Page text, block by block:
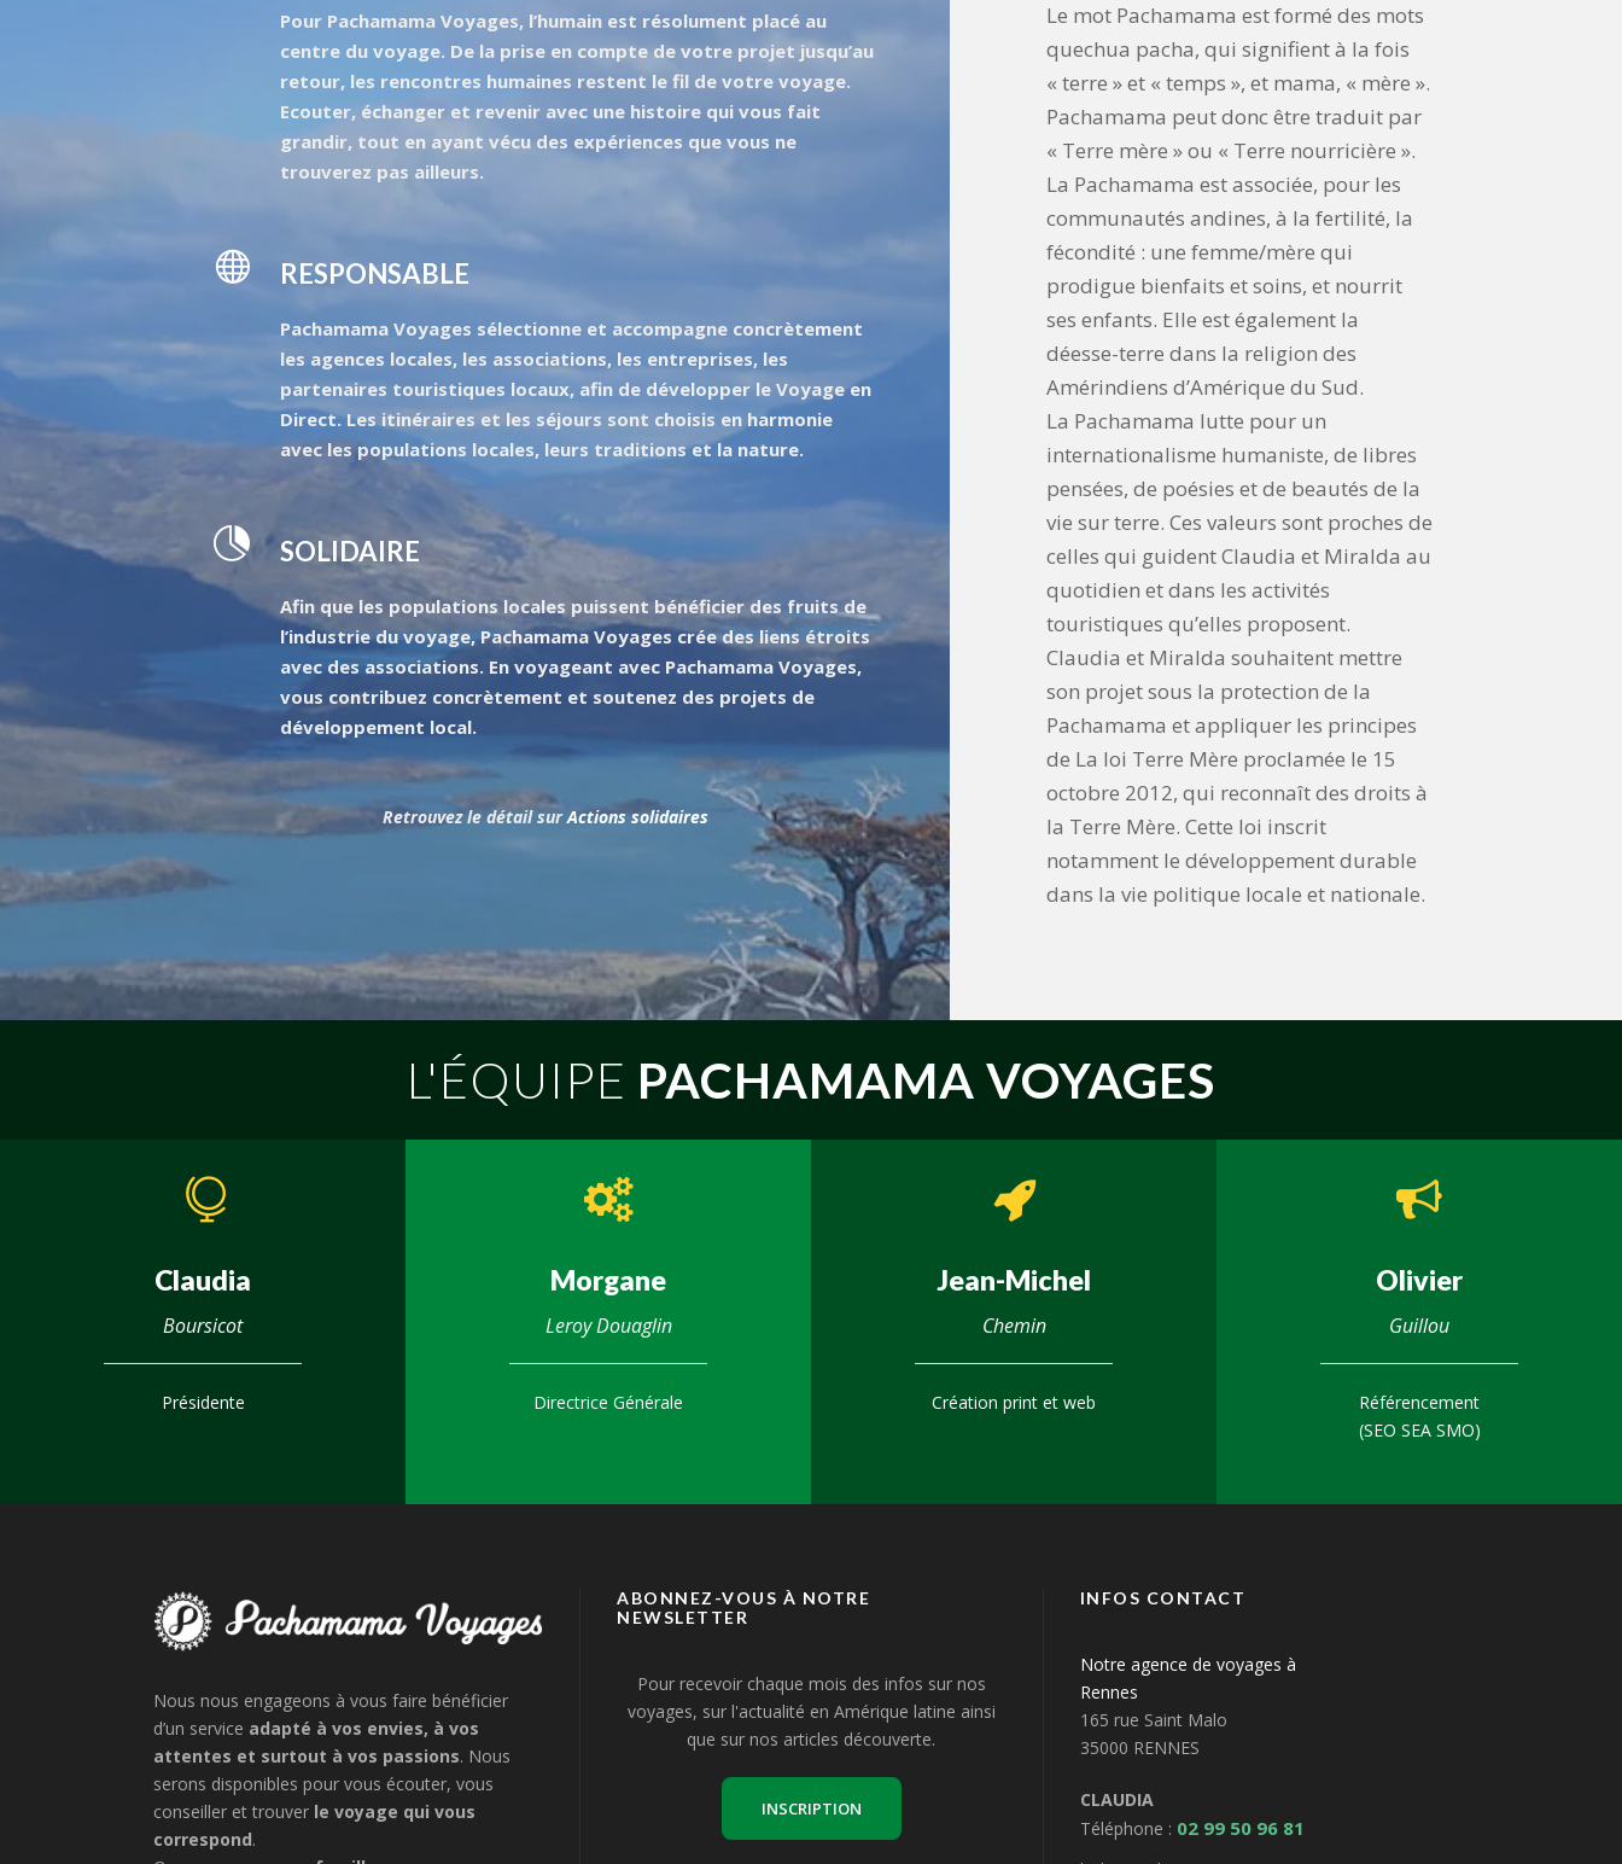
Pour Pachamama Voyages, l’humain est résolument placé au
centre du voyage. De la prise en compte de votre projet jusqu’au
retour, les rencontres humaines restent le fil de votre voyage.
Ecouter, échanger et revenir avec une histoire qui vous fait
grandir, tout en ayant vécu des expériences que vous ne
trouverez pas ailleurs.
RESPONSABLE
Pachamama Voyages sélectionne et accompagne concrètement
les agences locales, les associations, les entreprises, les
partenaires touristiques locaux, afin de développer le Voyage en
Direct. Les itinéraires et les séjours sont choisis en harmonie
avec les populations locales, leurs traditions et la nature.
SOLIDAIRE
Afin que les populations locales puissent bénéficier des fruits de
l’industrie du voyage, Pachamama Voyages crée des liens étroits
avec des associations. En voyageant avec Pachamama Voyages,
vous contribuez concrètement et soutenez des projets de
développement local.
Retrouvez le détail surActions solidaires
Le mot Pachamama est formé des mots
quechua pacha, qui signifient à la fois
« terre » et « temps », et mama, « mère ».
Pachamama peut donc être traduit par
« Terre mère » ou « Terre nourricière ».
La Pachamama est associée, pour les
communautés andines, à la fertilité, la
fécondité : une femme/mère qui
prodigue bienfaits et soins, et nourrit
ses enfants. Elle est également la
déesse-terre dans la religion des
Amérindiens d’Amérique du Sud.
La Pachamama lutte pour un
internationalisme humaniste, de libres
pensées, de poésies et de beautés de la
vie sur terre. Ces valeurs sont proches de
celles qui guident Claudia et Miralda au
quotidien et dans les activités
touristiques qu’elles proposent.
Claudia et Miralda souhaitent mettre
son projet sous la protection de la
Pachamama et appliquer les principes
de La loi Terre Mère proclamée le 15
octobre 2012, qui reconnaît des droits à
la Terre Mère. Cette loi inscrit
notamment le développement durable
dans la vie politique locale et nationale.
L'ÉQUIPE PACHAMAMA VOYAGES
Claudia
Boursicot
Présidente
Morgane
Leroy Douaglin
Directrice Générale
Jean-Michel
Chemin
Création print et web
Olivier
Guillou
Référencement
(SEO SEA SMO)
Nous nous engageons à vous faire bénéficier
d’un service adapté à vos envies, à vos
attentes et surtout à vos passions. Nous
serons disponibles pour vous écouter, vous
conseiller et trouver le voyage qui vous
correspond.
ABONNEZ-VOUS À NOTRE
NEWSLETTER
Pour recevoir chaque mois des infos sur nos
voyages, sur l'actualité en Amérique latine ainsi
que sur nos articles découverte.
INSCRIPTION
INFOS CONTACT
Notre agence de voyages à
Rennes
165 rue Saint Malo
35000 RENNES
CLAUDIA
Téléphone : 02 99 50 96 81